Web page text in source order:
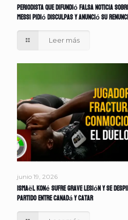
Periodista que difundió falsa noticia
Messi pidió disculpas y anunció su
Leer más
junio 19, 2026
Ismaël Koné sufre grave lesión y se
partido entre Canadá y Catar